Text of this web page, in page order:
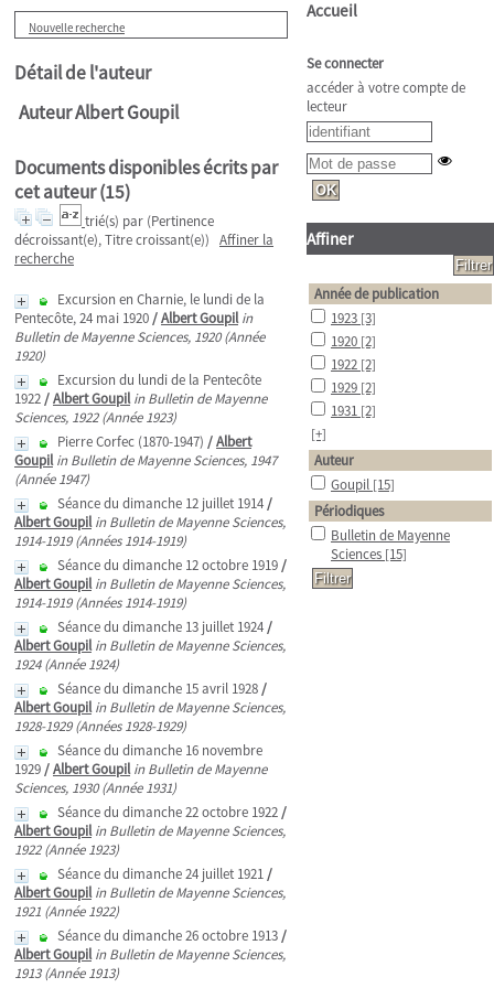
Nouvelle recherche
Détail de l'auteur
Auteur Albert Goupil
Documents disponibles écrits par
cet auteur (15)
trié(s) par (Pertinence
décroissant(e), Titre croissant(e)) Affiner la
recherche
Excursion en Charnie, le lundi de la
Pentecôte, 24 mai 1920/Albert Goupil in
Bulletin de Mayenne Sciences, 1920 (Année
1920)
Excursion du lundi de la Pentecôte
1922/Albert Goupil in Bulletin de Mayenne
Sciences, 1922 (Année 1923)
Pierre Corfec (1870-1947) /Albert
Goupil in Bulletin de Mayenne Sciences, 1947
(Année 1947)
Séance du dimanche 12 juillet 1914/
Albert Goupil in Bulletin de Mayenne Sciences,
1914-1919 (Années 1914-1919)
Séance du dimanche 12 octobre 1919/
Albert Goupil in Bulletin de Mayenne Sciences,
1914-1919 (Années 1914-1919)
Séance du dimanche 13 juillet 1924/
Albert Goupil in Bulletin de Mayenne Sciences,
1924 (Année 1924)
Séance du dimanche 15 avril 1928/
Albert Goupil in Bulletin de Mayenne Sciences,
1928-1929 (Années 1928-1929)
Séance du dimanche 16 novembre
1929/Albert Goupil in Bulletin de Mayenne
Sciences, 1930 (Année 1931)
Séance du dimanche 22 octobre 1922/
Albert Goupil in Bulletin de Mayenne Sciences,
1922 (Année 1923)
Séance du dimanche 24 juillet 1921/
Albert Goupil in Bulletin de Mayenne Sciences,
1921 (Année 1922)
Séance du dimanche 26 octobre 1913/
Albert Goupil in Bulletin de Mayenne Sciences,
1913 (Année 1913)
Accueil
Se connecter
accéder à votre compte de
lecteur
Affiner
Année de publication
1923 [3]
1920 [2]
1922 [2]
1929 [2]
1931 [2]
[+]
Auteur
Goupil [15]
Périodiques
Bulletin de Mayenne
Sciences [15]